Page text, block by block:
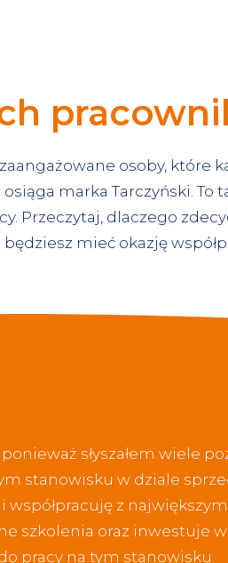
osoby, które
marka Tarczyński. To
Przeczytaj, dlaczego
mieć okazję
ponieważ słyszałem wiele
stanowisku w dziale
z
szkolenia oraz inwestuje
pracy na tym stanowisku.